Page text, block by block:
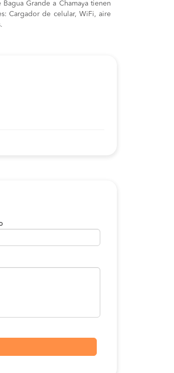
Grande a Chamaya tienen
Cargador de celular, WiFi, aire